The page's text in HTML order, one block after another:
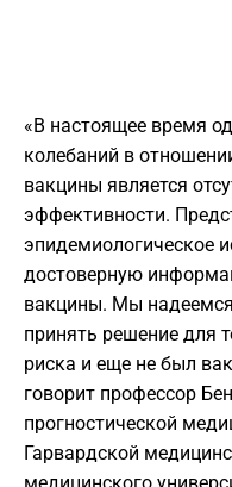
«В настоящее время
колебаний в
вакцины является
эффективности.
эпидемиологическое
достоверную
вакцины. Мы
принять решение для
риска и еще не был
говорит профессор
прогностической
Гарвардской